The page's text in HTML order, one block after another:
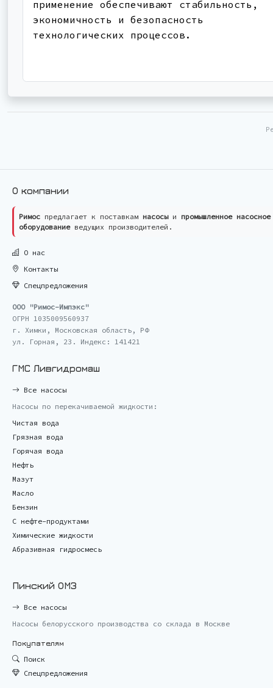
применение обеспечивают стабильность,
экономичность и безопасность
технологических процессов.
О компании
Римос предлагает к поставкам насосыи промышленное насосное
оборудованиеведущих производителей.
О нас
Контакты
Спецпредложения
ООО "Римос-Импэкс"
ОГРН 1035009560937
г. Химки, Московская область, РФ
ул. Горная, 23. Индекс: 141421
ГМС Ливгидромаш
Все насосы
Насосы по перекачиваемой жидкости:
Чистая вода
Грязная вода
Горячая вода
Нефть
Мазут
Масло
Бензин
С нефте-продуктами
Химические жидкости
Абразивная гидросмесь
Пинский ОМЗ
Все насосы
Насосы белорусского производства со склада в Москве
Покупателям
Поиск
Спецпредложения